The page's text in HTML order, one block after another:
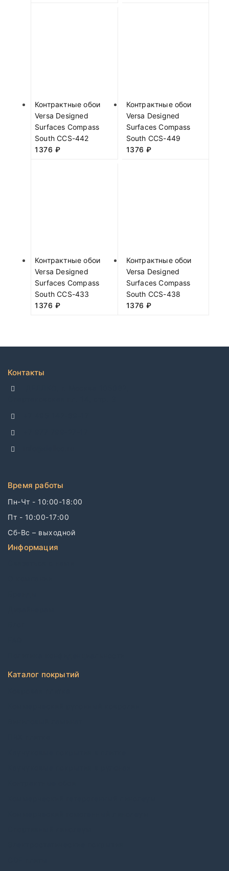
Контрактные обои
Versa Designed
Surfaces Compass
South CCS-442
1376 ₽
Контрактные обои
Versa Designed
Surfaces Compass
South CCS-449
1376 ₽
Контрактные обои
Versa Designed
Surfaces Compass
South CCS-433
1376 ₽
Контрактные обои
Versa Designed
Surfaces Compass
South CCS-438
1376 ₽
Контакты
Время работы
Пн-Чт - 10:00-18:00
Пт - 10:00-17:00
Сб-Вс – выходной
Информация
Каталог покрытий